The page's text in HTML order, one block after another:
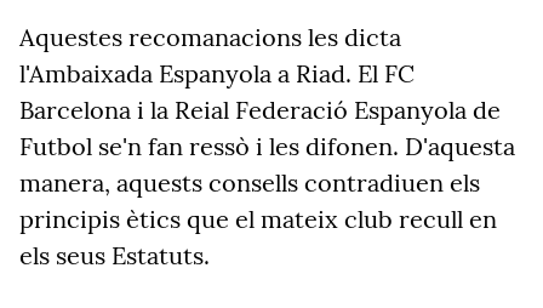
Aquestes recomanacions les dicta
l'Ambaixada Espanyola a Riad. El FC
Barcelona i la Reial Federació Espanyola de
Futbol se'n fan ressò i les difonen. D'aquesta
manera, aquests consells contradiuen els
principis ètics que el mateix club recull en
els seus Estatuts.